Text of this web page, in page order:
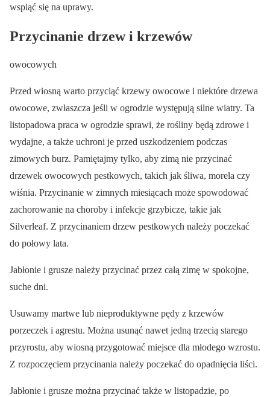
wspiąć się na uprawy.
Przycinanie drzew i krzewów
owocowych
Przed wiosną warto przyciąć krzewy owocowe i niektóre drzewa
owocowe, zwłaszcza jeśli w ogrodzie występują silne wiatry. Ta
listopadowa praca w ogrodzie sprawi, że rośliny będą zdrowe i
wydajne, a także uchroni je przed uszkodzeniem podczas
zimowych burz. Pamiętajmy tylko, aby zimą nie przycinać
drzewek owocowych pestkowych, takich jak śliwa, morela czy
wiśnia. Przycinanie w zimnych miesiącach może spowodować
zachorowanie na choroby i infekcje grzybicze, takie jak
Silverleaf. Z przycinaniem drzew pestkowych należy poczekać
do połowy lata.
Jabłonie i grusze należy przycinać przez całą zimę w spokojne,
suche dni.
Usuwamy martwe lub nieproduktywne pędy z krzewów
porzeczek i agrestu. Można usunąć nawet jedną trzecią starego
przyrostu, aby wiosną przygotować miejsce dla młodego wzrostu.
Z rozpoczęciem przycinania należy poczekać do opadnięcia liści.
Jabłonie i grusze można przycinać także w listopadzie, po